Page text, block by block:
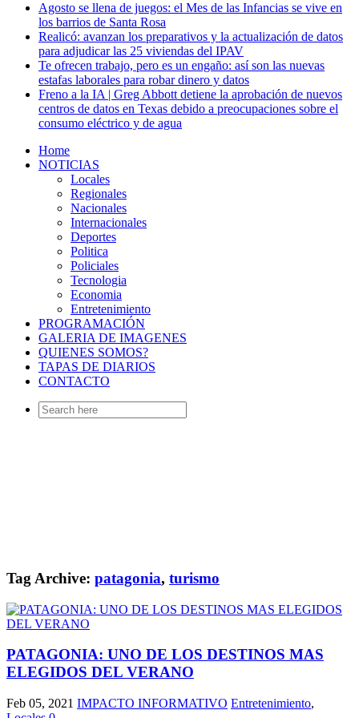
Agosto se llena de juegos: el Mes de las Infancias se vive en
los barrios de Santa Rosa
Realicó: avanzan los preparativos y la actualización de datos
para adjudicar las 25 viviendas del IPAV
Te ofrecen trabajo, pero es un engaño: así son las nuevas
estafas laborales para robar dinero y datos
Freno a la IA | Greg Abbott detiene la aprobación de nuevos
centros de datos en Texas debido a preocupaciones sobre el
consumo eléctrico y de agua
Home
NOTICIAS
Locales
Regionales
Nacionales
Internacionales
Deportes
Politica
Policiales
Tecnologia
Economia
Entretenimiento
PROGRAMACIÓN
GALERIA DE IMAGENES
QUIENES SOMOS?
TAPAS DE DIARIOS
CONTACTO
Search
for:
Tag Archive: patagonia, turismo
PATAGONIA: UNO DE LOS DESTINOS MAS
ELEGIDOS DEL VERANO
Feb 05, 2021 IMPACTO INFORMATIVO Entretenimiento,